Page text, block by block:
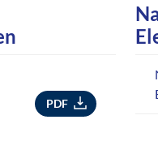
PDF